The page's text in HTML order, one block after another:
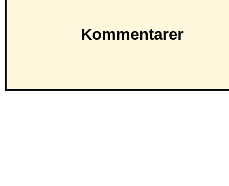
Kommentarer